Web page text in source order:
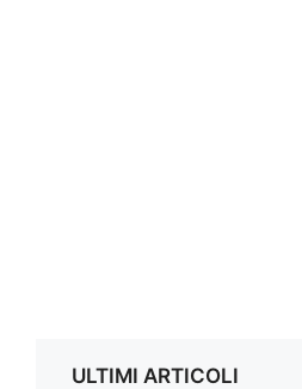
ULTIMI ARTICOLI